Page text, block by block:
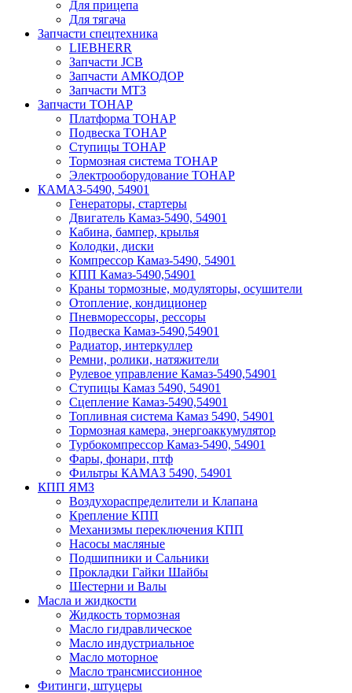
Для прицепа
Для тягача
Запчасти спецтехника
LIEBHERR
Запчасти JCB
Запчасти АМКОДОР
Запчасти МТЗ
Запчасти ТОНАР
Платформа ТОНАР
Подвеска ТОНАР
Ступицы ТОНАР
Тормозная система ТОНАР
Электрооборудование ТОНАР
КАМАЗ-5490, 54901
Генераторы, стартеры
Двигатель Камаз-5490, 54901
Кабина, бампер, крылья
Колодки, диски
Компрессор Камаз-5490, 54901
КПП Камаз-5490,54901
Краны тормозные, модуляторы, осушители
Отопление, кондиционер
Пневморессоры, рессоры
Подвеска Камаз-5490,54901
Радиатор, интеркуллер
Ремни, ролики, натяжители
Рулевое управление Камаз-5490,54901
Ступицы Камаз 5490, 54901
Сцепление Камаз-5490,54901
Топливная система Камаз 5490, 54901
Тормозная камера, энергоаккумулятор
Турбокомпрессор Камаз-5490, 54901
Фары, фонари, птф
Фильтры КАМАЗ 5490, 54901
КПП ЯМЗ
Воздухораспределители и Клапана
Крепление КПП
Механизмы переключения КПП
Насосы масляные
Подшипники и Сальники
Прокладки Гайки Шайбы
Шестерни и Валы
Масла и жидкости
Жидкость тормозная
Масло гидравлическое
Масло индустриальное
Масло моторное
Масло трансмиссионное
Фитинги, штуцеры